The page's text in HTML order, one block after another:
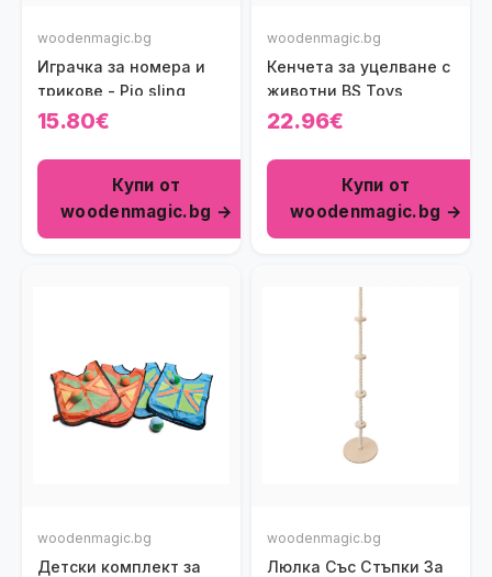
woodenmagic.bg
Играчка за номера и
трикове - Pio sling
15.80€
Купи от
woodenmagic.bg →
woodenmagic.bg
Кенчета за уцелване с
животни BS Toys
22.96€
Купи от
woodenmagic.bg →
woodenmagic.bg
Детски комплект за
woodenmagic.bg
Люлка Със Стъпки За